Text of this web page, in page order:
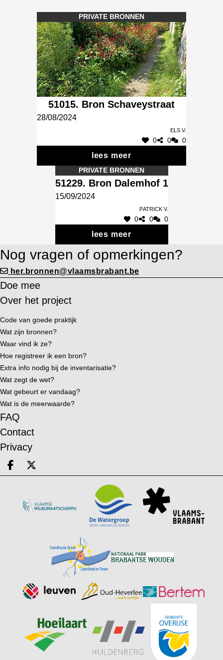
PRIVATE BRONNEN
51015. Bron Schaveystraat
28/08/2024
Els V.
0 0 0
lees meer
PRIVATE BRONNEN
51229. Bron Dalemhof 1
15/09/2024
Patrick V.
0 0 0
lees meer
Nog vragen of opmerkingen?
her.bronnen@vlaamsbrabant.be
Doe mee
Over het project
Code van goede praktijk
Wat zijn bronnen?
Waar vind ik ze?
Hoe registreer ik een bron?
Extra info nodig bij de inventarisatie?
Wat zegt de wet?
Wat gebeurt er vandaag?
Wat is de meerwaarde?
FAQ
Contact
Privacy
Deel op facebook
Deel op X